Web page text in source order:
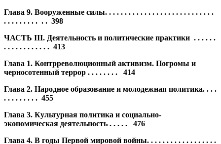
Глава 9. Вооруженные силы. . . . . . . . . . . . . . . . . . . . . . . . . . . .
. . . . . . . . . . . 398
ЧАСТЬ III. Деятельность и политические практики . . . . . .
. . . . . . . . . . . . 413
Глава 1. Контрреволюционный активизм. Погромы и
черносотенный террор . . . . . . . .
414
Глава 2. Народное образование и молодежная политика. . . .
. . . . . . . . . 455
Глава 3. Культурная политика и социально-
экономическая деятельность . . . . .
476
Глава 4. В годы Первой мировой войны. . . . . . . . . . . . . . . . . .